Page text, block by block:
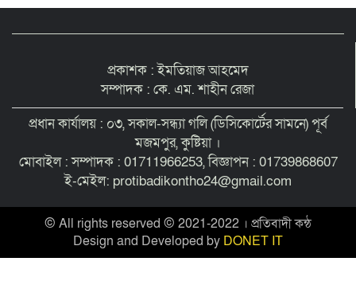
প্রকাশক : ইমতিয়াজ আহমেদ
সম্পাদক : কে. এম. শাহীন রেজা
প্রধান কার্যালয় : ০৩, সকাল-সন্ধ্যা গলি (ডিসিকোর্টের সামনে) পূর্ব
মজমপুর, কুষ্টিয়া ।
মোবাইল : সম্পাদক : 01711966253, বিজ্ঞাপন : 01739868607
ই-মেইল: protibadikontho24@gmail.com
© All rights reserved © 2021-2022 । প্রতিবাদী কন্ঠ
Design and Developed by DONET IT